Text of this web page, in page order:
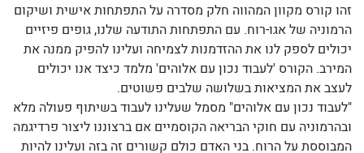
זהו קורס מקוון המהווה חלק מסדרה על התפתחות אישית ושיקום
הרמוניה של אגו-רוח. עם התפתחות התודעה שלנו, גופים פיזיים
יכולים לספק לנו את ההזדמנות לצמיחה ועלינו להפיק ממנה את
המירב. הקורס 'לעבוד נכון עם אלוהים' מלמד כיצד אנו יכולים
לעצב את המציאות בשלושה שלבים פשוטים.
"לעבוד נכון עם אלוהים" מסמל שעלינו לעבוד בשיתוף פעולה מלא
ובהרמוניה עם חוקי הבריאה הקוסמיים אם ברצוננו ליצור פרדיגמה
המבוססת על הרוח. בני האדם כולם קשורים זה בזה ועלינו להיות